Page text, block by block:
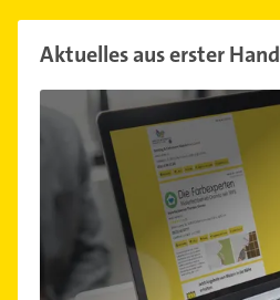
Aktuelles aus erster Hand